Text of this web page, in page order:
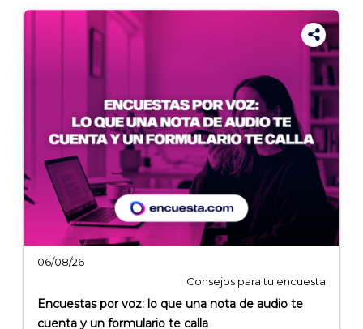
INICIO
CÓMO FUNCIONA
06/08/26
Consejos para tu encuesta
Encuestas por voz: lo que una nota de audio te
cuenta y un formulario te calla